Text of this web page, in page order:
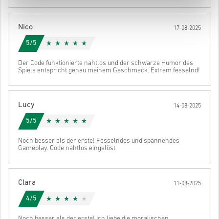
Danach erhältst du eine E-Mail mit einem sicheren Link zu deinem
Nico 17-08-2025
5/5
Der Code funktionierte nahtlos und der schwarze Humor des
Spiels entspricht genau meinem Geschmack. Extrem fesselnd!
Lucy 14-08-2025
5/5
Noch besser als der erste! Fesselndes und spannendes
Gameplay. Code nahtlos eingelöst.
Clara 11-08-2025
4/5